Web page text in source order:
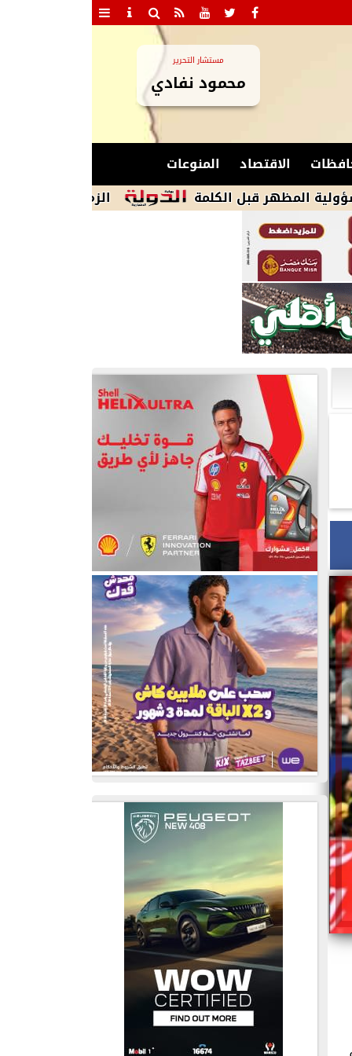
مستشار التحرير
محمود نفادي
الاقتصاد
المنوعات
الزمالك يكشف أسباب استبعاد 4 لاعبين من الشباب.. عضو مجلس الإدارة يوضح
قبل الكلمة